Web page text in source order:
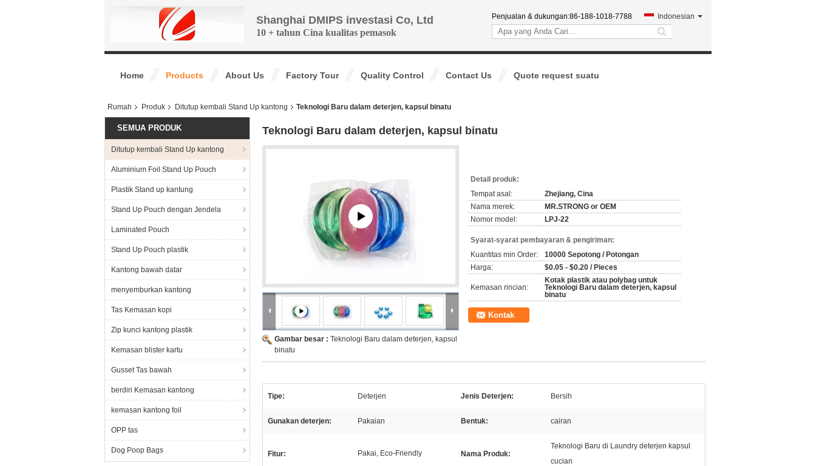
Shanghai DMIPS investasi Co, Ltd
10 + tahun Cina kualitas pemasok
Penjualan & dukungan:86-188-1018-7788 Indonesian
search
Home Products About Us Factory Tour Quality Control Contact Us Quote request suatu
Rumah Produk Ditutup kembali Stand Up kantong Teknologi Baru dalam deterjen, kapsul binatu
SEMUA PRODUK
Ditutup kembali Stand Up kantong
Aluminium Foil Stand Up Pouch
Plastik Stand up kantung
Stand Up Pouch dengan Jendela
Laminated Pouch
Stand Up Pouch plastik
Kantong bawah datar
menyemburkan kantong
Tas Kemasan kopi
Zip kunci kantong plastik
Kemasan blister kartu
Gusset Tas bawah
berdiri Kemasan kantong
kemasan kantong foil
OPP tas
Dog Poop Bags
Teknologi Baru dalam deterjen, kapsul binatu
Gambar besar : Teknologi Baru dalam deterjen, kapsul
binatu
Detail produk:
Tempat asal:
Zhejiang, Cina
Nama merek:
MR.STRONG or OEM
Nomor model:
LPJ-22
Syarat-syarat pembayaran & pengiriman:
Kuantitas min Order:
10000 Sepotong / Potongan
Harga:
$0.05 - $0.20 / Pieces
Kemasan rincian:
Kotak plastik atau polybag untuk
Teknologi Baru dalam deterjen, kapsul
binatu
Kontak
Tipe: Deterjen Jenis Deterjen: Bersih
Gunakan deterjen: Pakaian Bentuk: cairan
Fitur: Pakai, Eco-Friendly Nama Produk:
Teknologi Baru di Laundry deterjen kapsul
cucian